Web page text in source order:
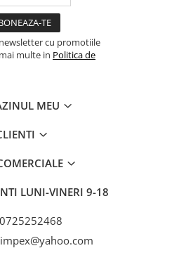
cu promotiile
multe in Politica de
MEU
LUNI-VINERI 9-18
0725252468